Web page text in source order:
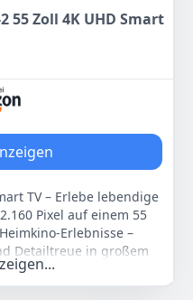
wird zum Leben
der jede Szene
Sport oder Videospiele,
Sound, der Sie
intelligenten TV-
Lieblingssendungen.
und Vorschläge der
einer Stelle
Gewicht
PHILIPS
55 Zoll 4K UHD Smart
TV – Erlebe lebendige
Pixel auf einem 55
Erlebnisse –
Detailtreue in großem
Das moderne VIDAA